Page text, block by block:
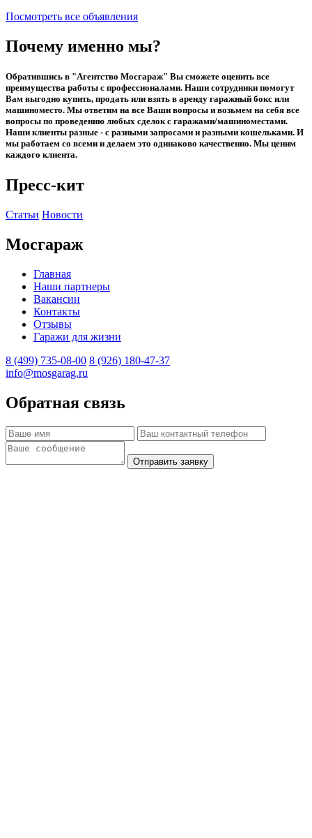
Посмотреть все объявления
Почему именно мы?
Обратившись в "Агентство Мосгараж" Вы сможете оценить все
преимущества работы с профессионалами. Наши сотрудники помогут
Вам выгодно купить, продать или взять в аренду гаражный бокс или
машиноместо. Мы ответим на все Ваши вопросы и возьмем на себя все
вопросы по проведению любых сделок с гаражами/машиноместами.
Наши клиенты разные - с разными запросами и разными кошельками. И
мы работаем со всеми и делаем это одинаково качественно. Мы ценим
каждого клиента.
Пресс-кит
Статьи Новости
Мосгараж
Главная
Наши партнеры
Вакансии
Контакты
Отзывы
Гаражи для жизни
8 (499) 735-08-00 8 (926) 180-47-37
info@mosgarag.ru
Обратная связь
Отправить заявку